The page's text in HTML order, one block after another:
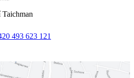
Taichman
493 623 121